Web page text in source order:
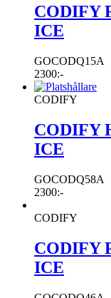
CODIFY
ICE
GOCODQ15A
2300:-
CODIFY
CODIFY
ICE
GOCODQ58A
2300:-
CODIFY
CODIFY
ICE